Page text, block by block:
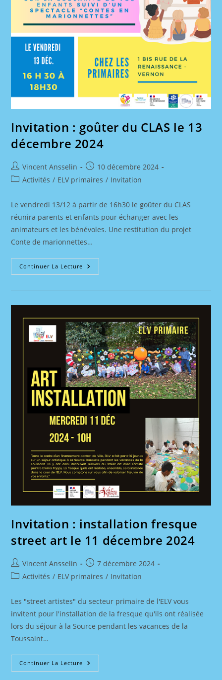
Invitation : goûter du CLAS le 13
décembre 2024
Auteur/autrice
de
Vincent Ansselin
Publication
publiée :
10 décembre 2024
PostActivités / ELV primaires / Invitation
Le vendredi 13/12 à partir de 16h30 le goûter du CLAS
réunira parents et enfants pour échanger avec les
animateurs et les bénévoles. Une restitution du projet
Conte de marionnettes…
Continuer La Lecture Invitation
:
13
2024
Invitation : installation fresque
street art le 11 décembre 2024
Auteur/autrice
de
Vincent Ansselin
Publication
publiée :
7 décembre 2024
PostActivités / ELV primaires / Invitation
Les "street artistes" du secteur primaire de l'ELV vous
invitent pour l'installation de la fresque qu'ils ont réalisée
lors du séjour à la Source pendant les vacances de la
Toussaint…
Continuer La Lecture Invitation
: